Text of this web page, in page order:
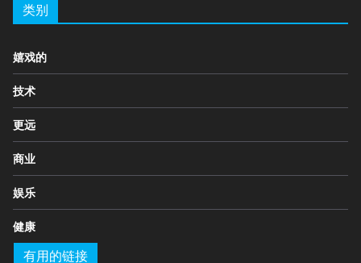
类别
嬉戏的
技术
更远
商业
娱乐
健康
有用的链接